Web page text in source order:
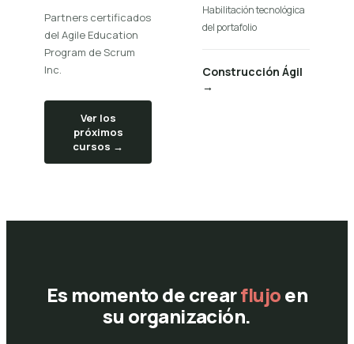
Partners certificados
del Agile Education
Program de Scrum
Inc.
Ver los
próximos
cursos →
Habilitación tecnológica
del portafolio
Construcción Ágil
→
Es momento de crearflujoen
su organización.